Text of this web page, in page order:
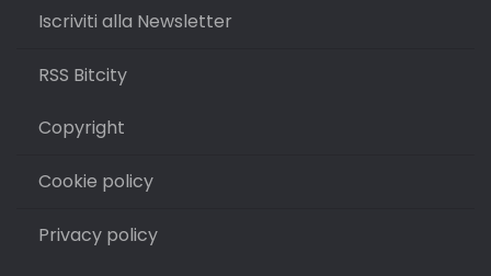
Iscriviti alla Newsletter
RSS Bitcity
Copyright
Cookie policy
Privacy policy